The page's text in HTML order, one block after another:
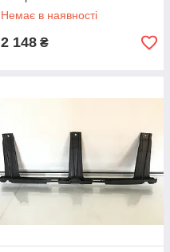
6WR92GXHAA, 6WR92RXFAA
Немає в наявності
2 148 ₴